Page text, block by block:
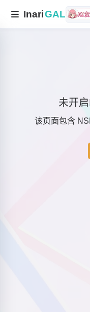
InariGAL
未开
该页面包含